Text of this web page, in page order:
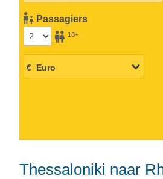
Passagiers
18+
Thessaloniki naar Rhodes veerboten. Veerboten, tijden en prijzen